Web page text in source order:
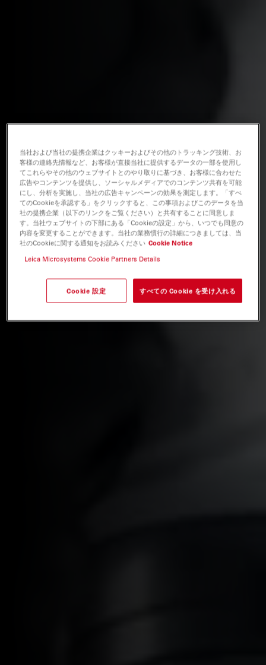
当社および当社の提携企業はクッキーおよびその他のトラッキング技術、お
客様の連絡先情報など、お客様が直接当社に提供するデータの一部を使用し
てこれらやその他のウェブサイトとのやり取りに基づき、お客様に合わせた
広告やコンテンツを提供し、ソーシャルメディアでのコンテンツ共有を可能
にし、分析を実施し、当社の広告キャンペーンの効果を測定します。「すべ
てのCookieを承認する」をクリックすると、この事項およびこのデータを当
社の提携企業（以下のリンクをご覧ください）と共有することに同意しま
す。当社ウェブサイトの下部にある「Cookieの設定」から、いつでも同意の
内容を変更することができます。当社の業務慣行の詳細につきましては、当
社のCookieに関する通知をお読みください Cookie Notice
Leica Microsystems Cookie Partners Details
Cookie 設定 すべての Cookie を受け入れる